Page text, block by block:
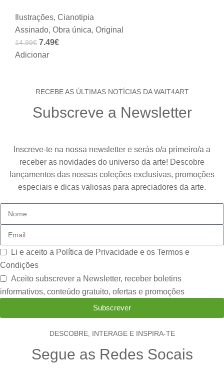
Ilustrações, Cianotipia
Assinado, Obra única, Original
14.99€ 7.49€
Adicionar
RECEBE AS ÚLTIMAS NOTÍCIAS DA WAIT4ART
Subscreve a Newsletter
Inscreve-te na nossa newsletter e serás o/a primeiro/a a
receber as novidades do universo da arte! Descobre
lançamentos das nossas coleções exclusivas, promoções
especiais e dicas valiosas para apreciadores da arte.
Li e aceito a Política de Privacidade e os Termos e
Condições
Aceito subscrever a Newsletter, receber boletins
informativos, conteúdo gratuito, ofertas e promoções
Subscrever
DESCOBRE, INTERAGE E INSPIRA-TE
Segue as Redes Socais